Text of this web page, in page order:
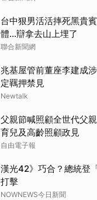
台中狠男活活摔死黑貴
體…辯拿去山上埋了
聯合新聞網
兆基屋管前董座李建成
定羈押禁見
Newtalk
父親節喊照顧全世代父
育兒及高齡照顧政見
自由電子報
漢光42》巧合？總統登
打擊
NOWNEWS今日新聞